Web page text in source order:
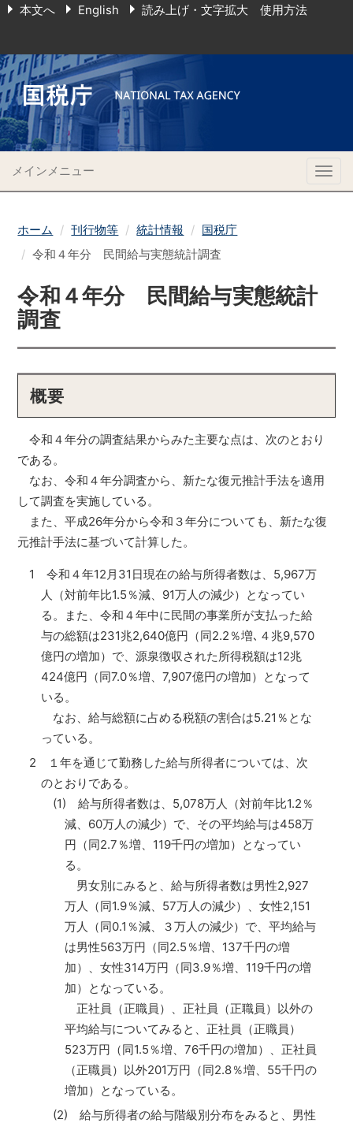
本文へ English 読み上げ・文字拡大 使用方法
メインメニュー
ホーム 刊行物等 統計情報
国税庁
令和４年分 民間給与実態統計調査
令和４年分 民間給与実態統計
調査
概要
令和４年分の調査結果からみた主要な点は、次のとおり
である。
なお、令和４年分調査から、新たな復元推計手法を適用
して調査を実施している。
また、平成26年分から令和３年分についても、新たな復
元推計手法に基づいて計算した。
1 令和４年12月31日現在の給与所得者数は、5,967万
人（対前年比1.5％減、91万人の減少）となってい
る。また、令和４年中に民間の事業所が支払った給
与の総額は231兆2,640億円（同2.2％増､４兆9,570
億円の増加）で、源泉徴収された所得税額は12兆
424億円（同7.0％増、7,907億円の増加）となって
いる。
なお、給与総額に占める税額の割合は5.21％とな
っている。
2 １年を通じて勤務した給与所得者については、次
のとおりである。
(1) 給与所得者数は、5,078万人（対前年比1.2％
減、60万人の減少）で、その平均給与は458万
円（同2.7％増、119千円の増加）となってい
る。
男女別にみると、給与所得者数は男性2,927
万人（同1.9％減、57万人の減少）、女性2,151
万人（同0.1％減、３万人の減少）で、平均給与
は男性563万円（同2.5％増、137千円の増
加）、女性314万円（同3.9％増、119千円の増
加）となっている。
正社員（正職員）、正社員（正職員）以外の
平均給与についてみると、正社員（正職員）
523万円（同1.5％増、76千円の増加）、正社員
（正職員）以外201万円（同2.8％増、55千円の
増加）となっている。
(2) 給与所得者の給与階級別分布をみると、男性